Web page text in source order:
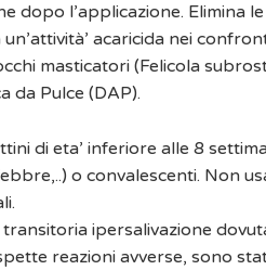
dopo l’applicazione. Elimina
acaricida nei
masticatori (Felicola
da Pulce (DAP).
di eta’ inferiore alle 8
o convalescenti. Non
ipersalivazione
reazioni avverse, sono